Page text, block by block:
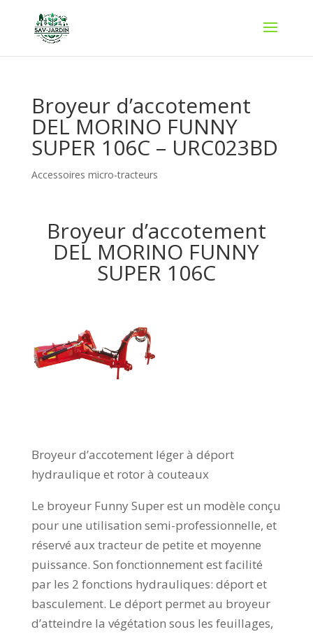
Broyeur d’accotement
DEL MORINO FUNNY
SUPER 106C – URC023BD
Accessoires micro-tracteurs
Broyeur d’accotement
DEL MORINO FUNNY
SUPER 106C
Broyeur d’accotement léger à déport
hydraulique et rotor à couteaux
Le broyeur Funny Super est un modèle conçu
pour une utilisation semi-professionnelle, et
réservé aux tracteur de petite et moyenne
puissance. Son fonctionnement est facilité
par les 2 fonctions hydrauliques: déport et
basculement. Le déport permet au broyeur
d’atteindre la végétation sous les feuillages,